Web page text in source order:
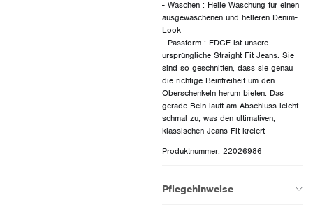
- Waschen : Helle Waschung für einen
ausgewaschenen und helleren Denim-
Look
- Passform : EDGE ist unsere
ursprüngliche Straight Fit Jeans. Sie
sind so geschnitten, dass sie genau
die richtige Beinfreiheit um den
Oberschenkeln herum bieten. Das
gerade Bein läuft am Abschluss leicht
schmal zu, was den ultimativen,
klassischen Jeans Fit kreiert
Produktnummer: 22026986
Pflegehinweise